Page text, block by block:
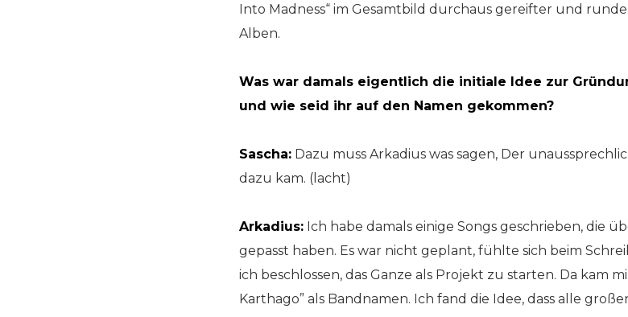
Into Madness“ im Gesamtbild durchaus gereifter und
Alben.
Was war damals eigentlich die initiale Idee zur
und wie seid ihr auf den Namen gekommen?
Sascha: Dazu muss Arkadius was sagen, Der
dazu kam. (lacht)
Arkadius: Ich habe damals einige Songs geschrieben, die
gepasst haben. Es war nicht geplant, fühlte sich beim
ich beschlossen, das Ganze als Projekt zu starten. Da kam
Karthago” als Bandnamen. Ich fand die Idee, dass alle